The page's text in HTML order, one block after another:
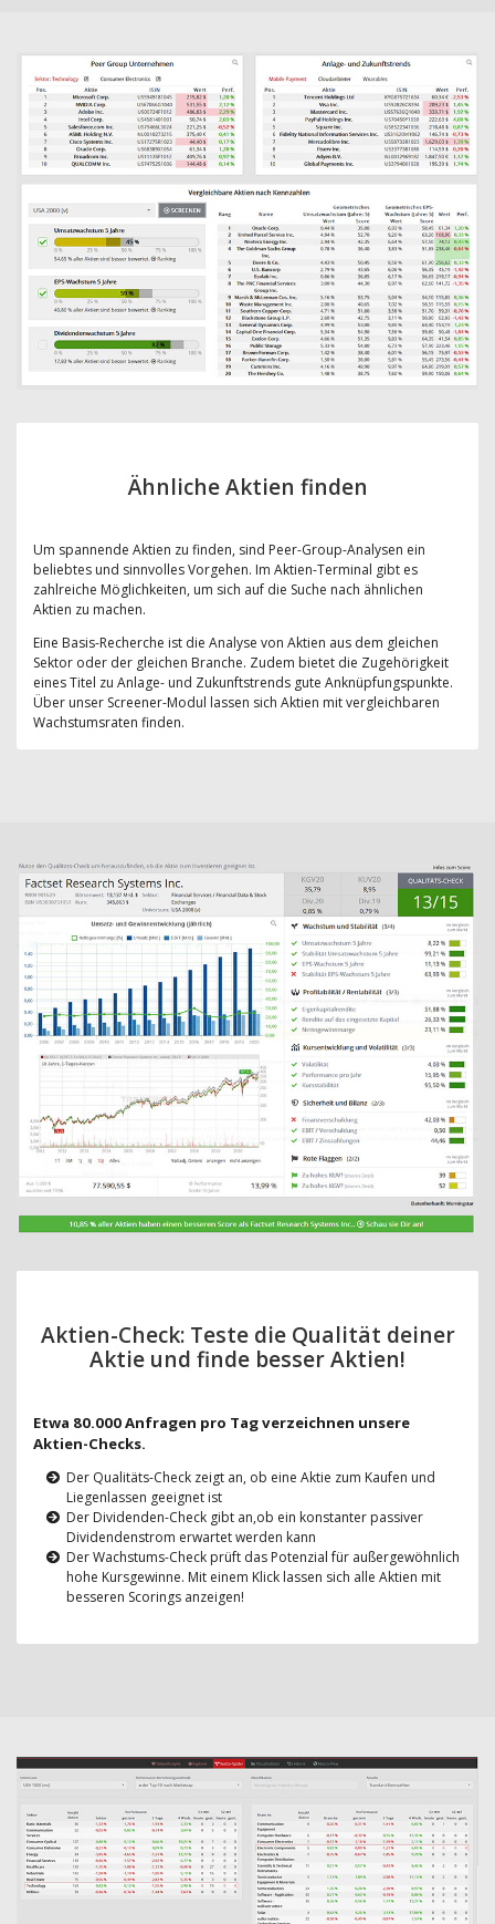
Ähnliche Aktien finden
Um spannende Aktien zu finden, sind Peer-Group-Analysen ein
beliebtes und sinnvolles Vorgehen. Im Aktien-Terminal gibt es
zahlreiche Möglichkeiten, um sich auf die Suche nach ähnlichen
Aktien zu machen.
Eine Basis-Recherche ist die Analyse von Aktien aus dem gleichen
Sektor oder der gleichen Branche. Zudem bietet die Zugehörigkeit
eines Titel zu Anlage- und Zukunftstrends gute Anknüpfungspunkte.
Über unser Screener-Modul lassen sich Aktien mit vergleichbaren
Wachstumsraten finden.
Aktien-Check: Teste die Qualität deiner
Aktie und finde besser Aktien!
Etwa 80.000 Anfragen pro Tag verzeichnen unsere
Aktien-Checks.
Der Qualitäts-Check zeigt an, ob eine Aktie zum Kaufen und
Liegenlassen geeignet ist
Der Dividenden-Check gibt an,ob ein konstanter passiver
Dividendenstrom erwartet werden kann
Der Wachstums-Check prüft das Potenzial für außergewöhnlich
hohe Kursgewinne. Mit einem Klick lassen sich alle Aktien mit
besseren Scorings anzeigen!